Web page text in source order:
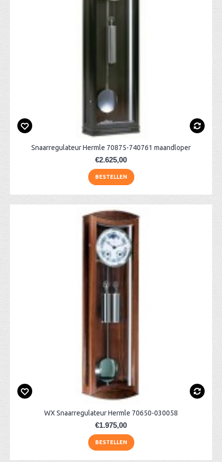
Snaarregulateur Hermle 70875-740761 maandloper
€2.625,00
BESTELLEN
WX Snaarregulateur Hermle 70650-030058
€1.975,00
BESTELLEN